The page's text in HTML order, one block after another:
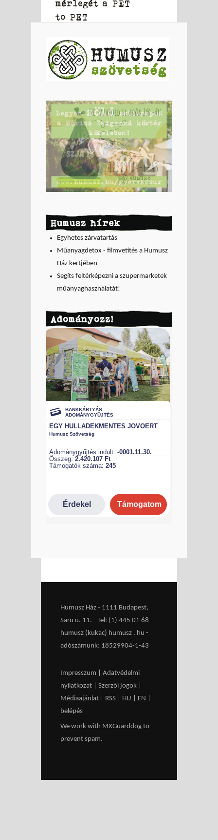
mérlegét a PET
to PET
Humusz hírek
Egyhetes zárvatartás
Műanyagdetox - filmvetítés a Humusz
Ház kertjében
Segíts feltérképezni a szupermarketek
műanyaghasználatát!
Adományozz!
Humusz Ház - 1111 Budapest,
Saru u. 11. - Tel: (1) 445 01 68 -
humusz (kukac) humusz . hu -
adószámunk: 18529904-1-43
Impresszum
Adatvédelmi
nyilatkozat
Szerzői jogok
Médiaajánlat
RSS HU EN
belépés
We work with MXGuarddog to
prevent spam.